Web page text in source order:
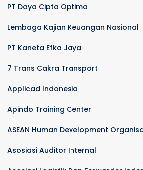
PT Daya Cipta Optima
Lembaga Kajian Keuangan Nasional
PT Kaneta Efka Jaya
7 Trans Cakra Transport
Applicad Indonesia
Apindo Training Center
ASEAN Human Development
Asosiasi Auditor Internal